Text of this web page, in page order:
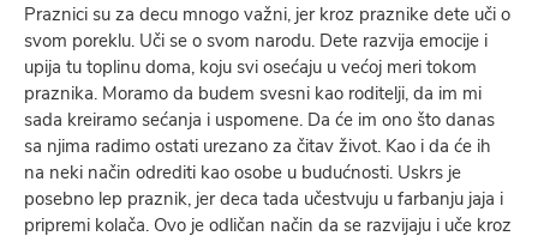
Praznici su za decu mnogo važni, jer kroz praznike dete uči o
svom poreklu. Uči se o svom narodu. Dete razvija emocije i
upija tu toplinu doma, koju svi osećaju u većoj meri tokom
praznika. Moramo da budem svesni kao roditelji, da im mi
sada kreiramo sećanja i uspomene. Da će im ono što danas
sa njima radimo ostati urezano za čitav život. Kao i da će ih
na neki način odrediti kao osobe u budućnosti. Uskrs je
posebno lep praznik, jer deca tada učestvuju u farbanju jaja i
pripremi kolača. Ovo je odličan način da se razvijaju i uče kroz